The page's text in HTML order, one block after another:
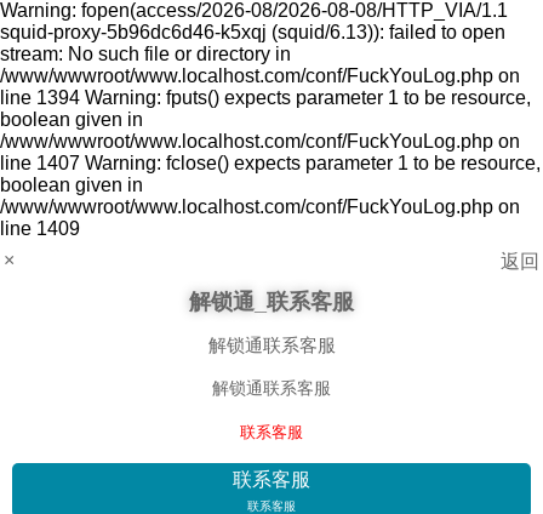
Warning: fopen(access/2026-08/2026-08-08/HTTP_VIA/1.1
squid-proxy-5b96dc6d46-k5xqj (squid/6.13)): failed to open
stream: No such file or directory in
/www/wwwroot/www.localhost.com/conf/FuckYouLog.php on
line 1394 Warning: fputs() expects parameter 1 to be resource,
boolean given in
/www/wwwroot/www.localhost.com/conf/FuckYouLog.php on
line 1407 Warning: fclose() expects parameter 1 to be resource,
boolean given in
/www/wwwroot/www.localhost.com/conf/FuckYouLog.php on
line 1409
×
返回
解锁通_联系客服
解锁通联系客服
解锁通联系客服
联系客服
联系客服
联系客服